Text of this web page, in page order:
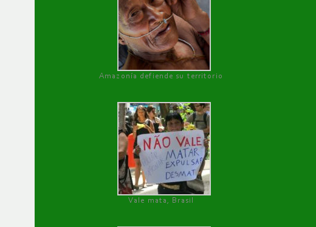
Amazonía defiende su territorio
Vale mata, Brasil